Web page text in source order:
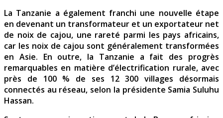
La Tanzanie a également franchi une nouvelle étape
en devenant un transformateur et un exportateur net
de noix de cajou, une rareté parmi les pays africains,
car les noix de cajou sont généralement transformées
en Asie. En outre, la Tanzanie a fait des progrès
remarquables en matière d’électrification rurale, avec
près de 100 % de ses 12 300 villages désormais
connectés au réseau, selon la présidente Samia Suluhu
Hassan.